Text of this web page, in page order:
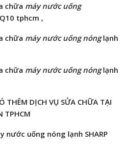
chữa máy nước uống
tphcm ,
chữa máy nước uống nónglạnh
chữa máy nước uống nónglạnh
THÊM DỊCH VỤ SỬA CHỮA TẠI
TPHCM
nước uống nóng lạnh SHARP